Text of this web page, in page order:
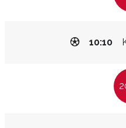
10:10